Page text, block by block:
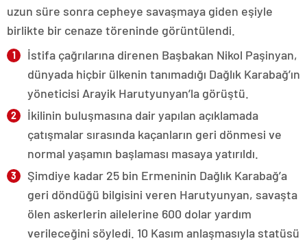
uzun süre sonra cepheye savaşmaya giden eşiyle
birlikte bir cenaze töreninde görüntülendi.
İstifa çağrılarına direnen Başbakan Nikol Paşinyan,
dünyada hiçbir ülkenin tanımadığı Dağlık Karabağ’ın
yöneticisi Arayik Harutyunyan’la görüştü.
İkilinin buluşmasına dair yapılan açıklamada
çatışmalar sırasında kaçanların geri dönmesi ve
normal yaşamın başlaması masaya yatırıldı.
Şimdiye kadar 25 bin Ermeninin Dağlık Karabağ’a
geri döndüğü bilgisini veren Harutyunyan, savaşta
ölen askerlerin ailelerine 600 dolar yardım
verileceğini söyledi. 10 Kasım anlaşmasıyla statüsü